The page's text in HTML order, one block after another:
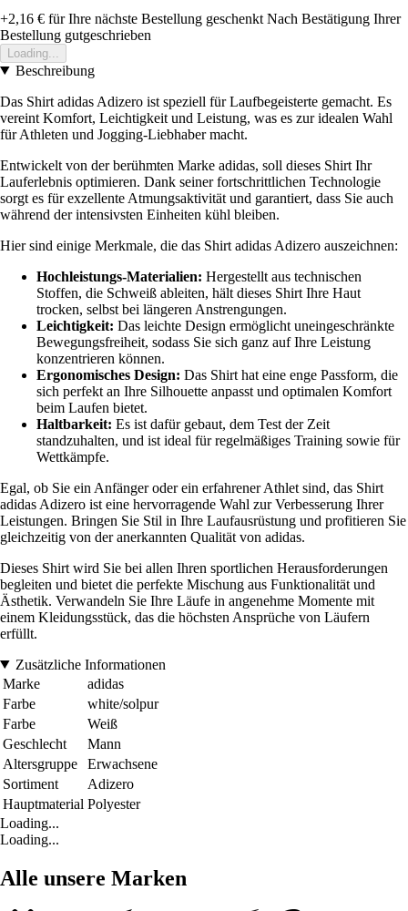
+2,16 € für Ihre nächste Bestellung geschenkt Nach Bestätigung Ihrer
Bestellung gutgeschrieben
Loading...
Beschreibung
Das Shirt adidas Adizero ist speziell für Laufbegeisterte gemacht. Es
vereint Komfort, Leichtigkeit und Leistung, was es zur idealen Wahl
für Athleten und Jogging-Liebhaber macht.
Entwickelt von der berühmten Marke adidas, soll dieses Shirt Ihr
Lauferlebnis optimieren. Dank seiner fortschrittlichen Technologie
sorgt es für exzellente Atmungsaktivität und garantiert, dass Sie auch
während der intensivsten Einheiten kühl bleiben.
Hier sind einige Merkmale, die das Shirt adidas Adizero auszeichnen:
Hochleistungs-Materialien: Hergestellt aus technischen
Stoffen, die Schweiß ableiten, hält dieses Shirt Ihre Haut
trocken, selbst bei längeren Anstrengungen.
Leichtigkeit: Das leichte Design ermöglicht uneingeschränkte
Bewegungsfreiheit, sodass Sie sich ganz auf Ihre Leistung
konzentrieren können.
Ergonomisches Design: Das Shirt hat eine enge Passform, die
sich perfekt an Ihre Silhouette anpasst und optimalen Komfort
beim Laufen bietet.
Haltbarkeit: Es ist dafür gebaut, dem Test der Zeit
standzuhalten, und ist ideal für regelmäßiges Training sowie für
Wettkämpfe.
Egal, ob Sie ein Anfänger oder ein erfahrener Athlet sind, das Shirt
adidas Adizero ist eine hervorragende Wahl zur Verbesserung Ihrer
Leistungen. Bringen Sie Stil in Ihre Laufausrüstung und profitieren Sie
gleichzeitig von der anerkannten Qualität von adidas.
Dieses Shirt wird Sie bei allen Ihren sportlichen Herausforderungen
begleiten und bietet die perfekte Mischung aus Funktionalität und
Ästhetik. Verwandeln Sie Ihre Läufe in angenehme Momente mit
einem Kleidungsstück, das die höchsten Ansprüche von Läufern
erfüllt.
Zusätzliche Informationen
Marke
adidas
Farbe
white/solpur
Farbe
Weiß
Geschlecht
Mann
Altersgruppe
Erwachsene
Sortiment
Adizero
Hauptmaterial Polyester
Loading...
Loading...
Alle unsere Marken